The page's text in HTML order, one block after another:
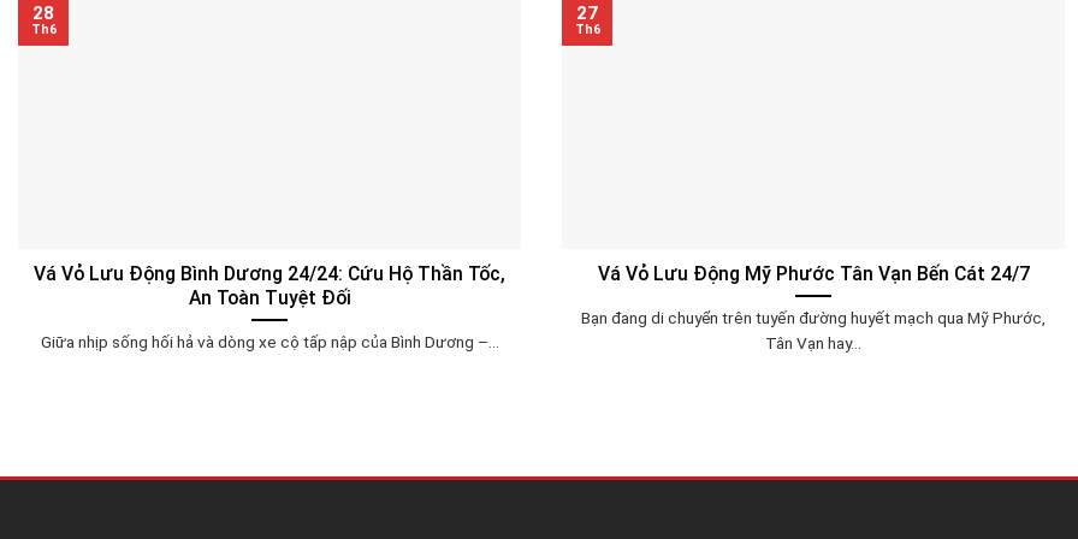
Vá Vỏ Lưu Động Bình Dương 24/24: Cứu Hộ Thần Tốc,
An Toàn Tuyệt Đối
Giữa nhịp sống hối hả và dòng xe cộ tấp nập của Bình Dương –...
28
Th6
Vá Vỏ Lưu Động Mỹ Phước Tân Vạn Bến Cát 24/7
Bạn đang di chuyển trên tuyến đường huyết mạch qua Mỹ Phước,
Tân Vạn hay...
27
Th6